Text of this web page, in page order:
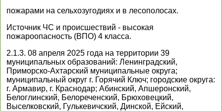
пожарами на сельхозугодиях и в лесополосах.
Источник ЧС и происшествий - высокая
пожароопасность (ВПО) 4 класса.
2.1.3. 08 апреля 2025 года на территории 39
муниципальных образований: Ленинградский,
Приморско-Ахтарский муниципальные округа;
муниципальный округ г. Горячий Ключ; городские округа:
г. Армавир, г. Краснодар; Абинский, Апшеронский,
Белоглинский, Белореченский, Брюховецкий,
Выселковский, Гулькевичский, Динской, Ейский,